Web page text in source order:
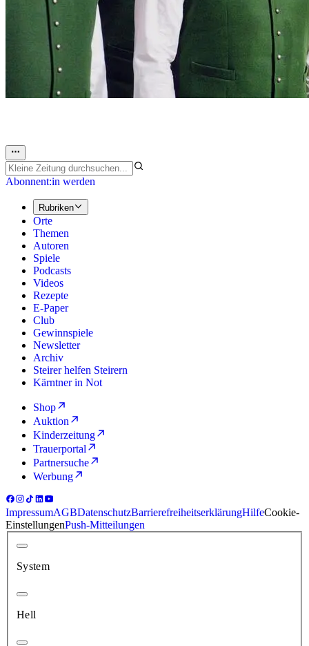
Abonnent:in werden
Rubriken
Orte
Themen
Autoren
Spiele
Podcasts
Videos
Rezepte
E-Paper
Club
Gewinnspiele
Newsletter
Archiv
Steirer helfen Steirern
Kärntner in Not
Shop
Auktion
Kinderzeitung
Trauerportal
Partnersuche
Werbung
ImpressumAGBDatenschutzBarrierefreiheitserklärungHilfeCookie-
EinstellungenPush-Mitteilungen
System
Hell